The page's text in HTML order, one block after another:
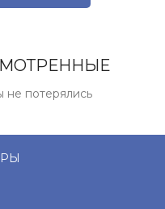
не потерялись